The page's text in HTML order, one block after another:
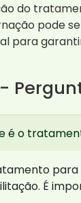
do
pode
para
-
é o
para
É